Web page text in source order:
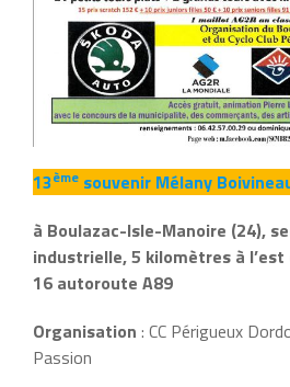
13ème souvenir Mélany
à Boulazac-Isle-Manoire (24),
industrielle, 5 kilomètres à
16 autoroute A89
Organisation : CC Périgueux
Passion